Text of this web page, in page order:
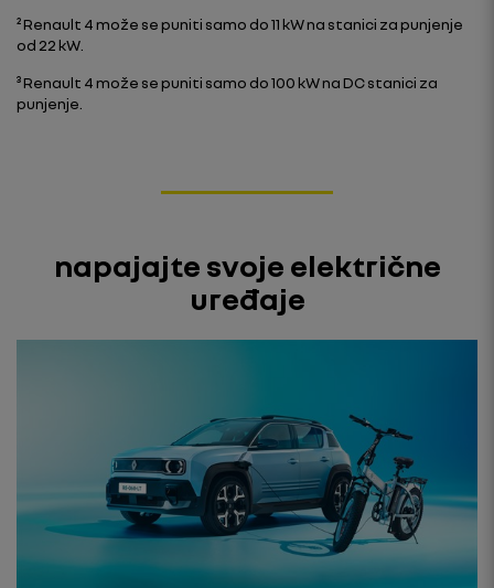
² Renault 4 može se puniti samo do 11 kW na stanici za punjenje
od 22 kW.
³ Renault 4 može se puniti samo do 100 kW na DC stanici za
punjenje.
napajajte svoje električne
uređaje